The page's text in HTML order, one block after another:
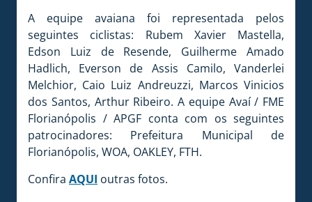
A equipe avaiana foi representada pelos
seguintes ciclistas: Rubem Xavier Mastella,
Edson Luiz de Resende, Guilherme Amado
Hadlich, Everson de Assis Camilo, Vanderlei
Melchior, Caio Luiz Andreuzzi, Marcos Vinicios
dos Santos, Arthur Ribeiro. A equipe Avaí / FME
Florianópolis / APGF conta com os seguintes
patrocinadores: Prefeitura Municipal de
Florianópolis, WOA, OAKLEY, FTH.
Confira AQUI outras fotos.